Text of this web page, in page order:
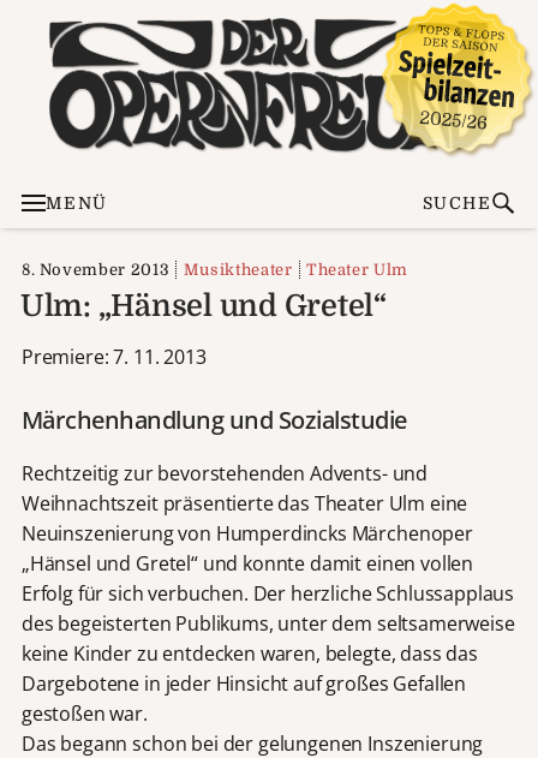
MENÜ SUCHE
8. November 2013 Musiktheater Theater Ulm
Ulm: „Hänsel und Gretel“
Premiere: 7. 11. 2013
Märchenhandlung und Sozialstudie
Rechtzeitig zur bevorstehenden Advents- und
Weihnachtszeit präsentierte das Theater Ulm eine
Neuinszenierung von Humperdincks Märchenoper
„Hänsel und Gretel“ und konnte damit einen vollen
Erfolg für sich verbuchen. Der herzliche Schlussapplaus
des begeisterten Publikums, unter dem seltsamerweise
keine Kinder zu entdecken waren, belegte, dass das
Dargebotene in jeder Hinsicht auf großes Gefallen
gestoßen war.
Das begann schon bei der gelungenen Inszenierung